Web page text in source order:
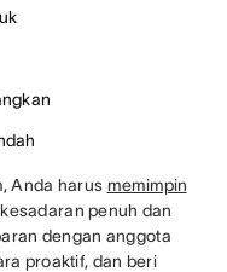
Anda harus memimpin
penuh dan
dengan anggota
proaktif, dan beri